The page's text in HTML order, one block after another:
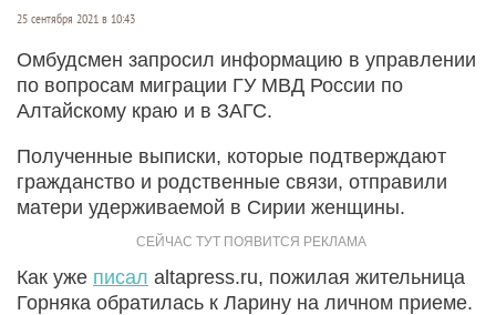
25 сентября 2021 в 10:43
Омбудсмен запросил информацию в управлении
по вопросам миграции ГУ МВД России по
Алтайскому краю и в ЗАГС.
Полученные выписки, которые подтверждают
гражданство и родственные связи, отправили
матери удерживаемой в Сирии женщины.
Как уже писал altapress.ru, пожилая жительница
Горняка обратилась к Ларину на личном приеме.